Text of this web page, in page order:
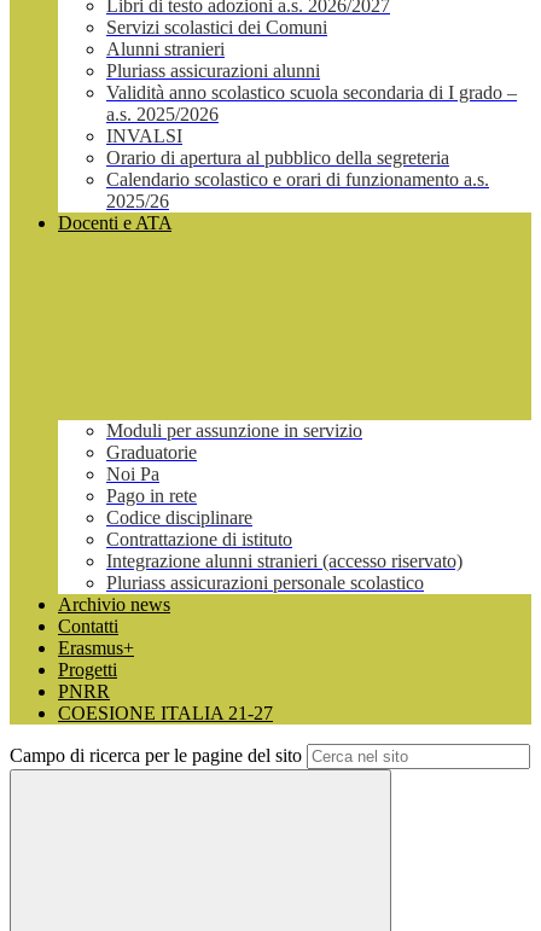
Libri di testo adozioni a.s. 2026/2027
Servizi scolastici dei Comuni
Alunni stranieri
Pluriass assicurazioni alunni
Validità anno scolastico scuola secondaria di I grado –
a.s. 2025/2026
INVALSI
Orario di apertura al pubblico della segreteria
Calendario scolastico e orari di funzionamento a.s.
2025/26
Docenti e ATA
Moduli per assunzione in servizio
Graduatorie
Noi Pa
Pago in rete
Codice disciplinare
Contrattazione di istituto
Integrazione alunni stranieri (accesso riservato)
Pluriass assicurazioni personale scolastico
Archivio news
Contatti
Erasmus+
Progetti
PNRR
COESIONE ITALIA 21-27
Campo di ricerca per le pagine del sito